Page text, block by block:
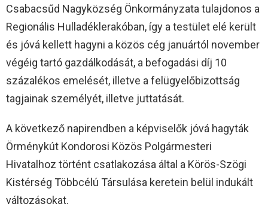
Csabacsűd Nagyközség Önkormányzata tulajdonos a
Regionális Hulladéklerakóban, így a testület elé került
és jóvá kellett hagyni a közös cég januártól november
végéig tartó gazdálkodását, a befogadási díj 10
százalékos emelését, illetve a felügyelőbizottság
tagjainak személyét, illetve juttatását.
A következő napirendben a képviselők jóvá hagyták
Örménykút Kondorosi Közös Polgármesteri
Hivatalhoz történt csatlakozása által a Körös-Szögi
Kistérség Többcélú Társulása keretein belül indukált
változásokat.